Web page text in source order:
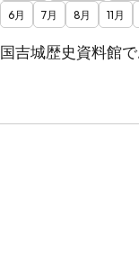
6月
7月 8月 11月
国吉城歴史資料館